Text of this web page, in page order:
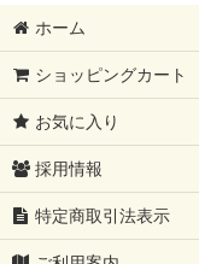
レストラン卸分SALE
父の日ギフト
コンテ祭り【10%OFF】
ブリートリュフ
ホーム
ショッピングカート
お気に入り
採用情報
特定商取引法表示